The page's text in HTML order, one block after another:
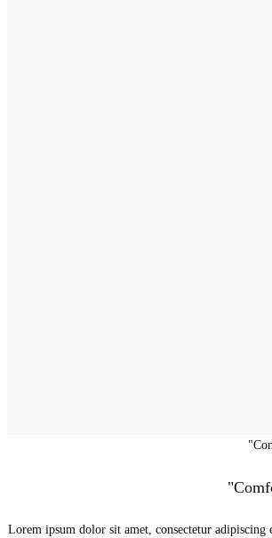
Lorem ipsum dolor sit amet, consectetur adipiscing